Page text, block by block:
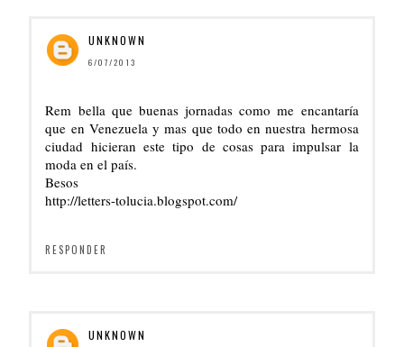
UNKNOWN
6/07/2013
Rem bella que buenas jornadas como me encantaría
que en Venezuela y mas que todo en nuestra hermosa
ciudad hicieran este tipo de cosas para impulsar la
moda en el país.
Besos
http://letters-tolucia.blogspot.com/
RESPONDER
UNKNOWN